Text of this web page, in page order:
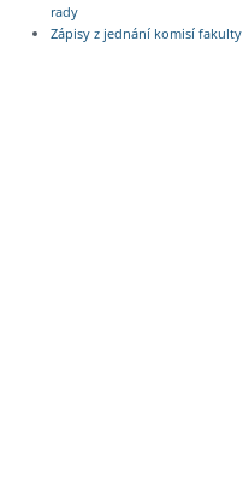
rady
Zápisy z jednání komisí fakulty